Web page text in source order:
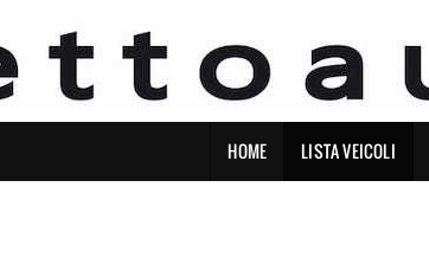
HOME LISTA VEICOLI